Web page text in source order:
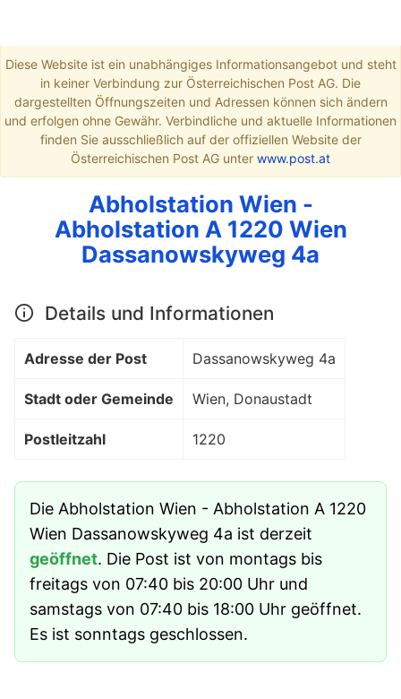
Diese Website ist ein unabhängiges Informationsangebot und steht
in keiner Verbindung zur Österreichischen Post AG. Die
dargestellten Öffnungszeiten und Adressen können sich ändern
und erfolgen ohne Gewähr. Verbindliche und aktuelle Informationen
finden Sie ausschließlich auf der offiziellen Website der
Österreichischen Post AG unter www.post.at
Abholstation Wien -
Abholstation A 1220 Wien
Dassanowskyweg 4a
Details und Informationen
Adresse der Post Dassanowskyweg 4a
Stadt oder Gemeinde Wien, Donaustadt
Postleitzahl 1220
Die Abholstation Wien - Abholstation A 1220
Wien Dassanowskyweg 4a ist derzeit
geöffnet. Die Post ist von montags bis
freitags von 07:40 bis 20:00 Uhr und
samstags von 07:40 bis 18:00 Uhr geöffnet.
Es ist sonntags geschlossen.